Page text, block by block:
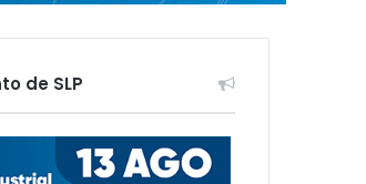
de SLP